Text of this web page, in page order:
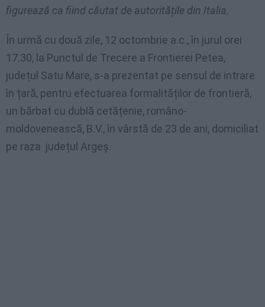
figurează ca fiind căutat de autoritățile din Italia.
În urmă cu două zile, 12 octombrie a.c., în jurul orei
17.30, la Punctul de Trecere a Frontierei Petea,
județul Satu Mare, s-a prezentat pe sensul de intrare
în țară, pentru efectuarea formalităților de frontieră,
un bărbat cu dublă cetățenie, româno-
moldovenească, B.V., în vârstă de 23 de ani, domiciliat
pe raza județul Argeș.